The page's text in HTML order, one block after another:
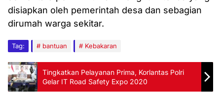
disiapkan oleh pemerintah desa dan sebagian
dirumah warga sekitar.
Tag: bantuan Kebakaran
Tingkatkan Pelayanan Prima, Korlantas Polri
Gelar IT Road Safety Expo 2020